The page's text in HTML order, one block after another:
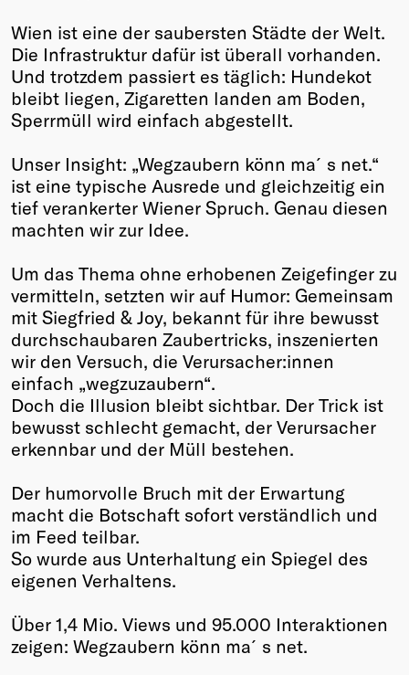
Wien ist eine der saubersten Städte der Welt.
Die Infrastruktur dafür ist überall vorhanden.
Und trotzdem passiert es täglich: Hundekot
bleibt liegen, Zigaretten landen am Boden,
Sperrmüll wird einfach abgestellt.
Unser Insight: „Wegzaubern könn ma´s net.“
ist eine typische Ausrede und gleichzeitig ein
tief verankerter Wiener Spruch. Genau diesen
machten wir zur Idee.
Um das Thema ohne erhobenen Zeigefinger zu
vermitteln, setzten wir auf Humor: Gemeinsam
mit Siegfried & Joy, bekannt für ihre bewusst
durchschaubaren Zaubertricks, inszenierten
wir den Versuch, die Verursacher:innen
einfach „wegzuzaubern“.
Doch die Illusion bleibt sichtbar. Der Trick ist
bewusst schlecht gemacht, der Verursacher
erkennbar und der Müll bestehen.
Der humorvolle Bruch mit der Erwartung
macht die Botschaft sofort verständlich und
im Feed teilbar.
So wurde aus Unterhaltung ein Spiegel des
eigenen Verhaltens.
Über 1,4 Mio. Views und 95.000 Interaktionen
zeigen: Wegzaubern könn ma´s net.